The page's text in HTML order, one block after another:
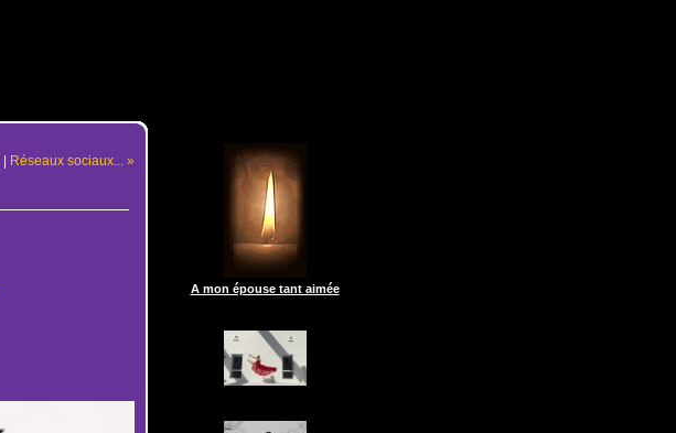
A mon épouse tant aimée
| Réseaux sociaux... »